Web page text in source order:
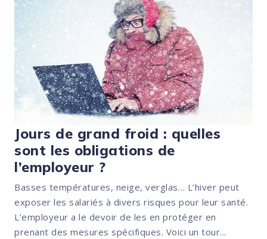
Jours de grand froid : quelles
sont les obligations de
l’employeur ?
Basses températures, neige, verglas… L’hiver peut
exposer les salariés à divers risques pour leur santé.
L’employeur a le devoir de les en protéger en
prenant des mesures spécifiques. Voici un tour...